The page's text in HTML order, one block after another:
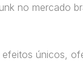
no mercado
únicos,